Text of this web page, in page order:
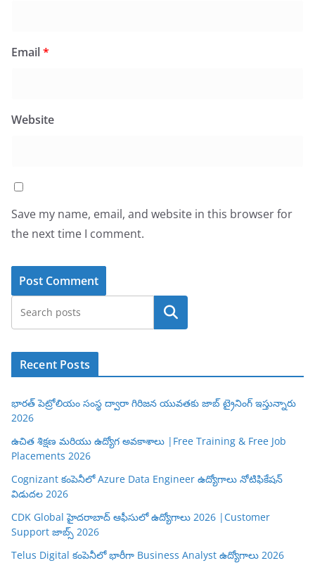
Email*
Website
Save my name, email, and website in this browser for
the next time I comment.
Search
Recent Posts
భారత్ పెట్రోలియం సంస్థ ద్వారా గిరిజన యువతకు జాబ్ ట్రైనింగ్ ఇస్తున్నారు
2026
ఉచిత శిక్షణ మరియు ఉద్యోగ అవకాశాలు |Free Training & Free Job
Placements 2026
Cognizant కంపెనీలో Azure Data Engineer ఉద్యోగాలు నోటిఫికేషన్
విడుదల 2026
CDK Global హైదరాబాద్ ఆఫీసులో ఉద్యోగాలు 2026 |Customer
Support జాబ్స్ 2026
Telus Digital కంపెనీలో భారీగా Business Analyst ఉద్యోగాలు 2026